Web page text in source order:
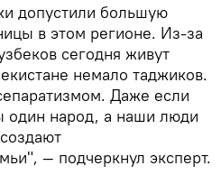
допустили большую
в этом регионе. Из-за
сегодня живут
немало таджиков.
Даже если
один народ, а наши люди
— подчеркнул эксперт.